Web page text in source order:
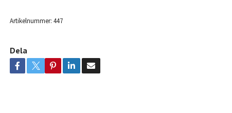
Artikelnummer: 447
Dela